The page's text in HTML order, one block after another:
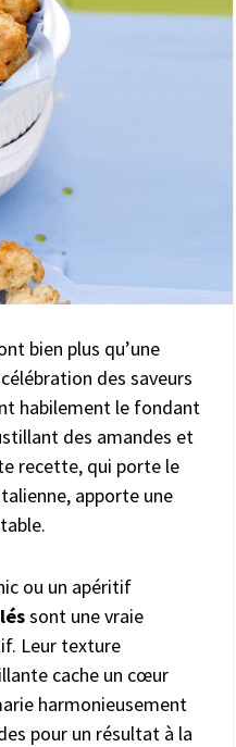
bien plus qu’une
des saveurs
habilement le fondant
des amandes et
recette, qui porte le
apporte une
ou un apéritif
sont une vraie
Leur texture
cache un cœur
harmonieusement
pour un résultat à la